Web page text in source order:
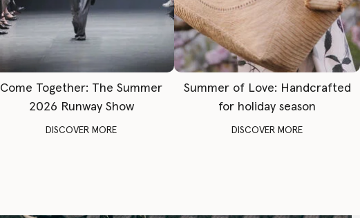
Come Together: The Summer
2026 Runway Show
DISCOVER MORE
Summer of Love: Handcrafted
for holiday season
DISCOVER MORE